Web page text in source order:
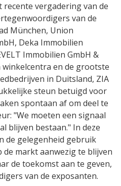
recente vergadering van de
van de
München, Union
Deka Immobilien
Immobilien GmbH &
winkelcentra en de grootste
in Duitsland, ZIA
steun betuigd voor
spontaan af om deel te
"We moeten een signaal
blijven bestaan." In deze
de gelegenheid gebruik
markt aanwezig te blijven
de toekomst aan te geven,
van de exposanten.